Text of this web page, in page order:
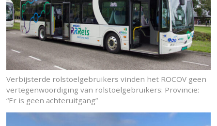
Verbijsterde rolstoelgebruikers vinden het ROCOV geen
vertegenwoordiging van rolstoelgebruikers: Provincie:
“Er is geen achteruitgang”